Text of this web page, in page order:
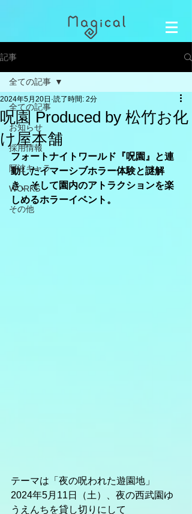
記事
全ての記事
お知らせ
採用情報
阿波キャラ
WORKS
その他
全ての記事
呪園 Produced by 松竹お化
け屋本舗
2024年5月20日 読了時間: 2分
フォートナイトワールド『呪園』と連
動したイマーシブホラー体験と謎解
き、そして園内のアトラクションを楽
しめるホラーイベント。
テーマは「夜の呪われた遊園地」
2024年5月11日（土）、夜の西武園ゆ
うえんちを貸し切りにして